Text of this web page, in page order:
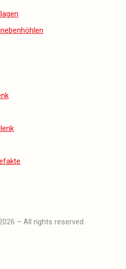
– All rights reserved.